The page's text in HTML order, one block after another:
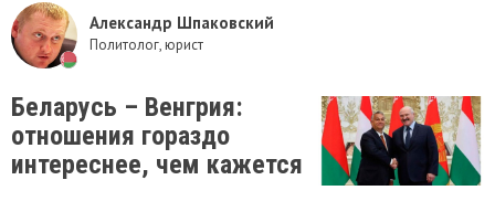
Александр Шпаковский
Политолог, юрист
Беларусь – Венгрия:
отношения гораздо
интереснее, чем кажется